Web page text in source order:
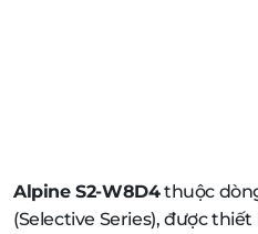
Alpine S2-W8D4thuộc
(Selective Series), được